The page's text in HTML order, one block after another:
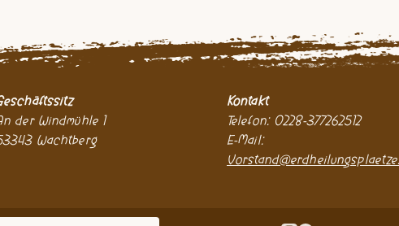
der Windmühle 1
Wachtberg
Kontakt
Telefon: 0228-377262512
E-Mail: